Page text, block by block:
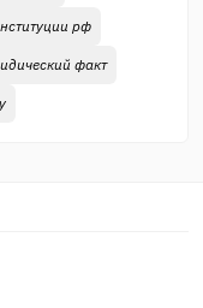
рф
факт